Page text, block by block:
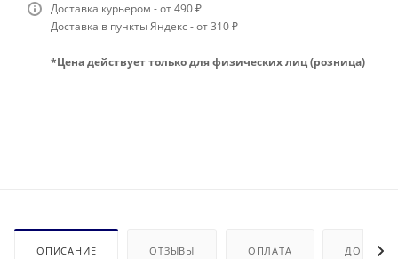
Доставка курьером - от 490 ₽
Доставка в пункты Яндекс - от 310 ₽
*Цена действует только для физических лиц (розница)
ОПИСАНИЕ ОТЗЫВЫ ОПЛАТА